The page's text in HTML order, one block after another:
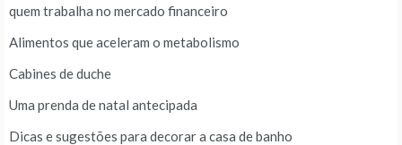
quem trabalha no mercado financeiro
Alimentos que aceleram o metabolismo
Cabines de duche
Uma prenda de natal antecipada
Dicas e sugestões para decorar a casa de banho